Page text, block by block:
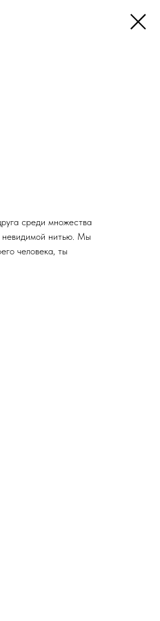
среди множества
невидимой нитью. Мы
человека, ты